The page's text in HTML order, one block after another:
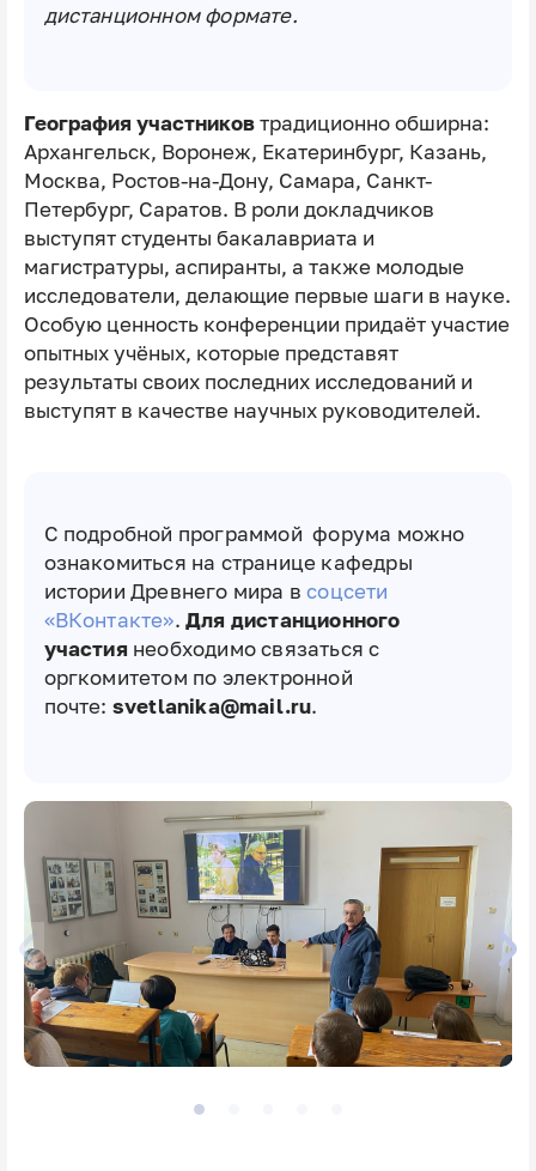
дистанционном формате.
География участниковтрадиционно обширна:
Архангельск, Воронеж, Екатеринбург, Казань,
Москва, Ростов-на-Дону, Самара, Санкт-
Петербург, Саратов. В роли докладчиков
выступят студенты бакалавриата и
магистратуры, аспиранты, а также молодые
исследователи, делающие первые шаги в науке.
Особую ценность конференции придаёт участие
опытных учёных, которые представят
результаты своих последних исследований и
выступят в качестве научных руководителей.
С подробной программой форума можно
ознакомиться на странице кафедры
истории Древнего мира всоцсети
«ВКонтакте». Для дистанционного
участия необходимо связаться с
оргкомитетом по электронной
почте: svetlanika@mail.ru.